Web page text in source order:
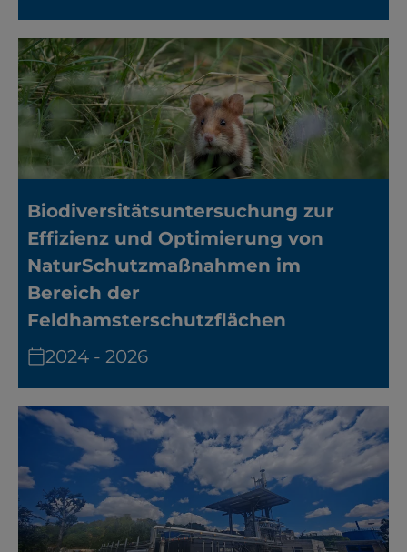
Biodiversitätsuntersuchung zur
Effizienz und Optimierung von
NaturSchutzmaßnahmen im
Bereich der
Feldhamsterschutzflächen
2024 - 2026